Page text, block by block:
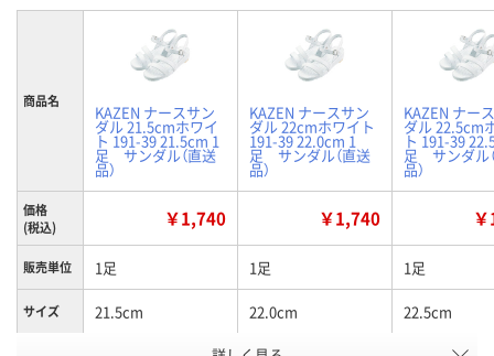
商品名
KAZEN ナースサン
ダル 21.5cmホワイ
ト 191-39 21.5cm 1
足 サンダル（直送
品）
KAZEN ナースサン
ダル 22cmホワイト
191-39 22.0cm 1
足 サンダル（直送
品）
KAZEN ナー
ダル 22.5cm
ト 191-39
足 サンダル
品）
価格
(税込)
￥1,740 ￥1,740
販売単位 1足 1足 1足
サイズ 21.5cm 22.0cm 22.5cm